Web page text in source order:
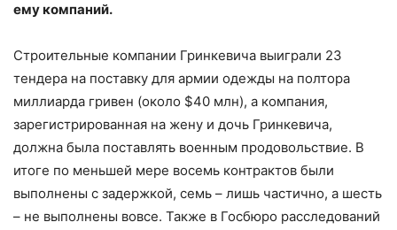
ему компаний.
Строительные компании Гринкевича выиграли 23
тендера на поставку для армии одежды на полтора
миллиарда гривен (около $40 млн), а компания,
зарегистрированная на жену и дочь Гринкевича,
должна была поставлять военным продовольствие. В
итоге по меньшей мере восемь контрактов были
выполнены с задержкой, семь – лишь частично, а шесть
– не выполнены вовсе. Также в Госбюро расследований